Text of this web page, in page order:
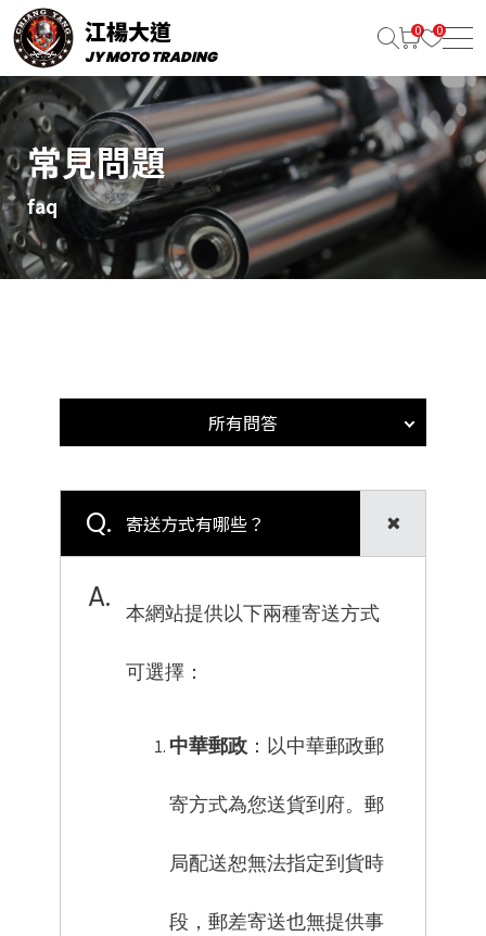
江楊大道
JY MOTO TRADING
常見問題
faq
所有問答
Q. 寄送方式有哪些？
A. 本網站提供以下兩種寄送方式
可選擇：
中華郵政 ：以中華郵政郵
寄方式為您送貨到府。郵
局配送恕無法指定到貨時
段，郵差寄送也無提供事